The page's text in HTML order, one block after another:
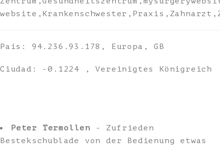
País: 94.236.93.178, Europa, GB
Ciudad: -0.1224 , Vereinigtes Königreich
Peter Termollen - Zufrieden
Bestekschublade von der Bedienung etwas